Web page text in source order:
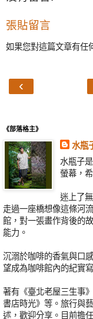
張貼留言
如果您對這篇文章有任
‹
《部落格主》
水瓶
水瓶子
螢幕，
迷上了
走過一座橋想像這條河
館，對一張畫作背後的
能力。
沉溺於咖啡的香氣與口
望成為咖啡館內的紀實
著有《臺北老屋三生事
書店時光》等。旅行與
述，歡迎分享。目前擔